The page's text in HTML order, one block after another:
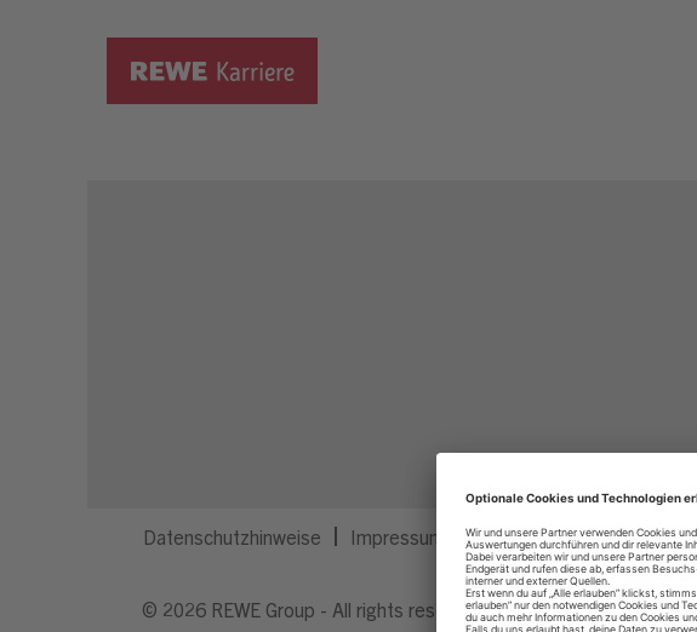
Datenschutzhinweise Impressum Privatsphäre-Einstellungen
© 2026 REWE Group - All rights reserved